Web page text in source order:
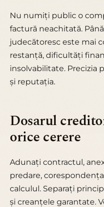
Nu numiți public o
factură neachitată.
judecătoresc este mai
restanță, dificultăți
insolvabilitate. Precizia
și reputația.
Dosarul
orice cerere
Adunați contractul,
predare,
calculul. Separați
și creanțele garantate.